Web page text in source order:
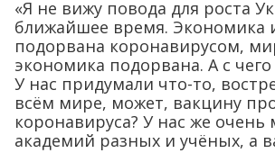
«Я не вижу повода для роста
ближайшее время. Экономика
подорвана коронавирусом,
экономика подорвана. А с чего
У нас придумали что-то,
всём мире, может, вакцину
коронавируса? У нас же очень
академий разных и учёных, а